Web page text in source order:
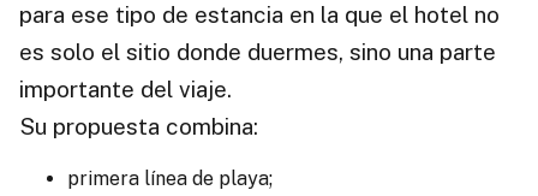
para ese tipo de estancia en la que el hotel no
es solo el sitio donde duermes, sino una parte
importante del viaje.
Su propuesta combina:
primera línea de playa;